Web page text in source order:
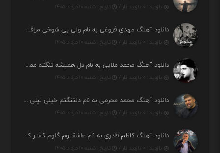
بازدید : ۰ بازدید بار / تاریخ : شنبه ۱۰ مرداد ۱۴۰۵
دانلود آهنگ مهدی فروغی به نام ولی بی شوخی مراقب من باش
بازدید : ۰ بازدید بار / تاریخ : شنبه ۱۰ مرداد ۱۴۰۵
دانلود آهنگ محمد ملایی به نام دل همیشه تنگته ممد کله ونگته
بازدید : ۰ بازدید بار / تاریخ : شنبه ۱۰ مرداد ۱۴۰۵
دانلود آهنگ محمد محرمی به نام دلتنگتم خیلی لیلی لیلی لیلی تو که نباشی پیش من به زندگی میلی
بازدید : ۰ بازدید بار / تاریخ : شنبه ۱۰ مرداد ۱۴۰۵
دانلود آهنگ کاظم قادری به نام عاشقتوم گلوم کفتر کاکلوم
بازدید : ۰ بازدید بار / تاریخ : شنبه ۱۰ مرداد ۱۴۰۵